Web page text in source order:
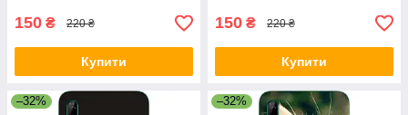
150 ₴ 220 ₴
Купити
150 ₴ 220 ₴
Купити
–32% –32%